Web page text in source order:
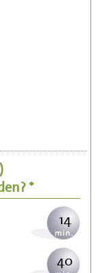
*
14
40